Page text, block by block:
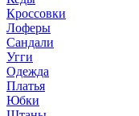
Кроссовки
Лоферы
Сандали
Угги
Одежда
Платья
Юбки